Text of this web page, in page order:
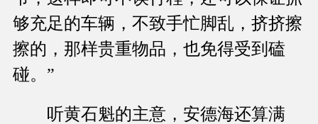
够充足的车辆，不致手忙脚乱，挤挤擦
擦的，那样贵重物品，也免得受到磕
碰。”
听黄石魁的主意，安德海还算满